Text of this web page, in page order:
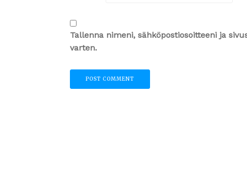
Tallenna nimeni, sähköpostiosoitteeni ja
varten.